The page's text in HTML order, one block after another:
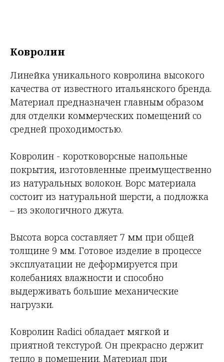
Ковролин
Линейка уникального ковролина высокого
качества от известного итальянского бренда.
Материал предназначен главным образом
для отделки коммерческих помещений со
средней проходимостью.
Ковролин - коротковорсные напольные
покрытия, изготовленные преимущественно
из натуральных волокон. Ворс материала
состоит из натуральной шерсти, а подложка
– из экологичного джута.
Высота ворса составляет 7 мм при общей
толщине 9 мм. Готовое изделие в процессе
эксплуатации не деформируется при
колебаниях влажности и способно
выдерживать большие механические
нагрузки.
Ковролин Radici обладает мягкой и
приятной текстурой. Он прекрасно держит
тепло в помещении. Материал при